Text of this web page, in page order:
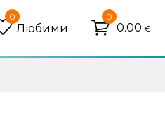
0
Любими
0
0.00 €